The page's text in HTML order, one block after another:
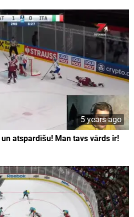
5 years ago
atspardīšu! Man tavs vārds ir!